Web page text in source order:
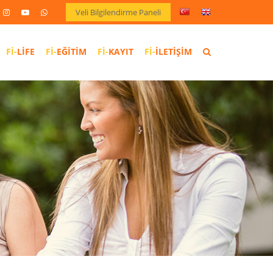
Veli Bilgilendirme Paneli
LIFE EĞITIM KAYIT İLETIŞIM